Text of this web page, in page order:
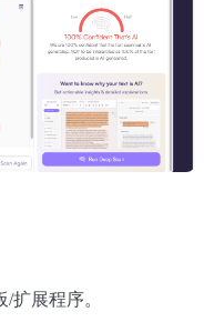
扩展程序。